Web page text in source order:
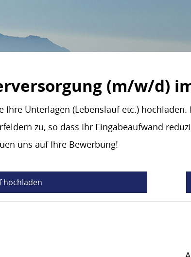
(m/w/d)
Ihre Unterlagen (Lebenslauf etc.)
zu, so dass Ihr Eingabeaufwand
uns auf Ihre Bewerbung!
hochladen